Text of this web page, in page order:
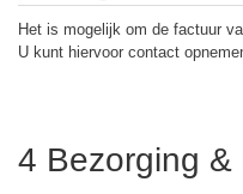
Het is mogelijk om de factuur
U kunt hiervoor contact
4 Bezorging &